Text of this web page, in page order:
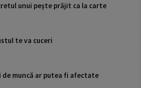
unui pește prăjit ca la carte
te va cuceri
muncă ar putea fi afectate